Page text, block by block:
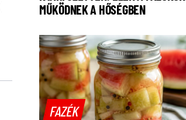
MŰKÖDNEK A HŐSÉGBEN
FAZÉK